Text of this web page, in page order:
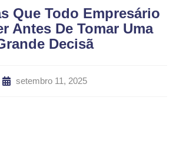
Que Todo Empresário
Antes De Tomar Uma
Decisã
setembro 11, 2025